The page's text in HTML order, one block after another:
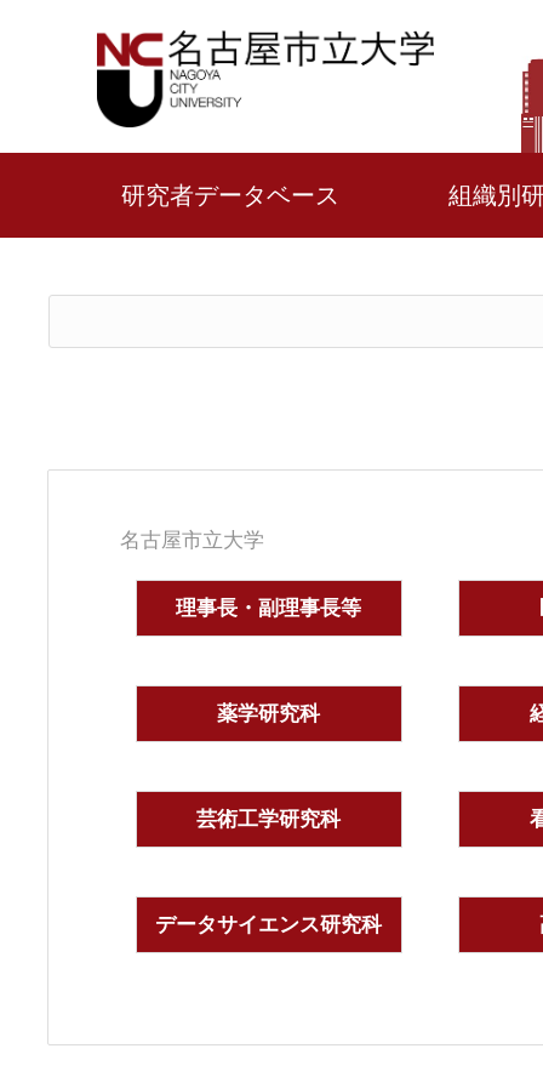
研究者データベース 組織別
名古屋市立大学
理事長・副理事長等
薬学研究科
芸術工学研究科
データサイエンス研究科